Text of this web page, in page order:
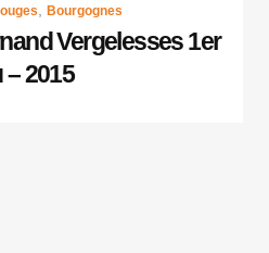
,Bourgognes
Vergelesses 1er
– 2015